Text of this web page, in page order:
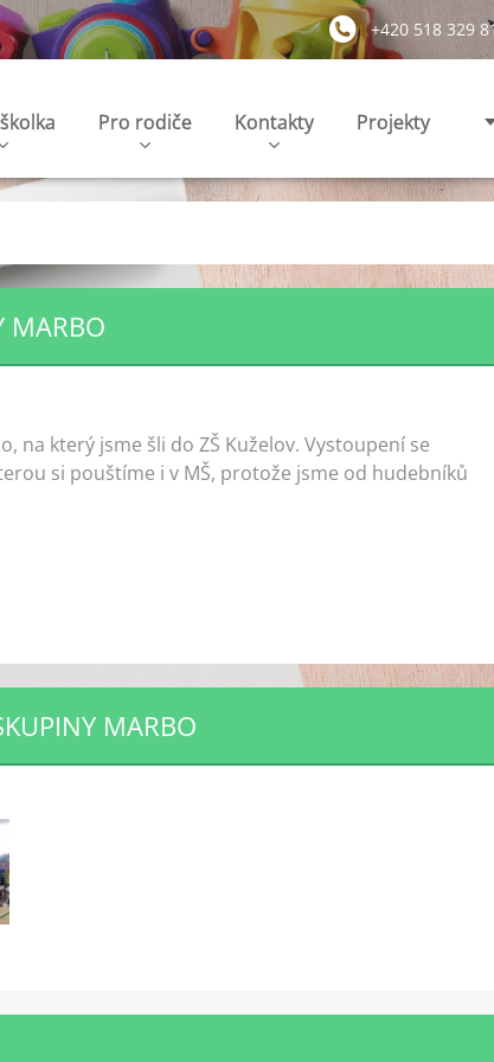
+420 518 329
Pro rodiče Kontakty Projekty
MARBO
který jsme šli do ZŠ Kuželov. Vystoupení se
si pouštíme i v MŠ, protože jsme od hudebníků
MARBO